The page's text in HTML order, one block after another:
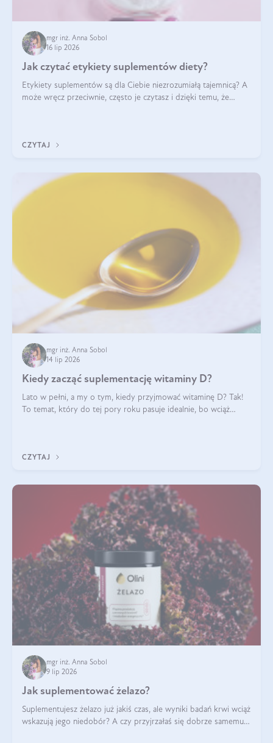
mgr inż. Anna Sobol
16 lip 2026
Jak czytać etykiety suplementów diety?
Etykiety suplementów są dla Ciebie niezrozumiałą tajemnicą? A
może wręcz przeciwnie, często je czytasz i dzięki temu, że
CZYTAJ
mgr inż. Anna Sobol
14 lip 2026
Kiedy zacząć suplementację witaminy D?
Lato w pełni, a my o tym, kiedy przyjmować witaminę D? Tak!
To temat, który do tej pory roku pasuje idealnie, bo wciąż
CZYTAJ
mgr inż. Anna Sobol
9 lip 2026
Jak suplementować żelazo?
Suplementujesz żelazo już jakiś czas, ale wyniki badań krwi wciąż
wskazują jego niedobór? A czy przyjrzałaś się dobrze samemu